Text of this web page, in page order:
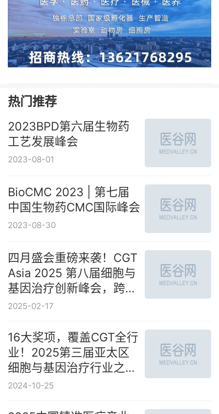
热门推荐
2023BPD第六届生物药
工艺发展峰会
2023-08-01
BioCMC 2023 | 第七届
中国生物药CMC国际峰会
2023-08-30
四月盛会重磅来袭！CGT
Asia 2025 第八届细胞与
基因治疗创新峰会，跨越
山海，共赴行业拐点！
2025-02-17
16大奖项，覆盖CGT全行
业！2025第三届亚太区
细胞与基因治疗行业之星
评选活动正式开启
2024-10-25